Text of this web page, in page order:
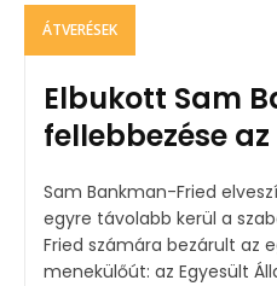
ÁTVERÉSEK
Elbukott Sam
fellebbezése
Sam Bankman-Fried
egyre távolabb kerül a szabadulástól
Fried számára bezárult az
menekülőút: az Egyesült